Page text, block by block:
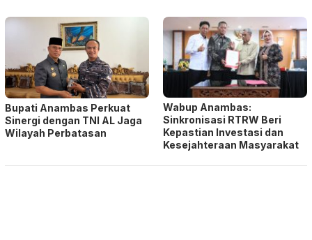
Bupati Anambas Perkuat
Sinergi dengan TNI AL Jaga
Wilayah Perbatasan
Wabup Anambas:
Sinkronisasi RTRW Beri
Kepastian Investasi dan
Kesejahteraan Masyarakat